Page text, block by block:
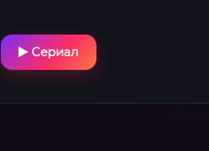
Сериал